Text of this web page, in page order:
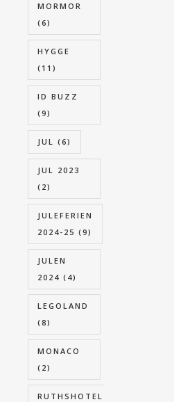
MORMOR
(6)
HYGGE
(11)
ID BUZZ
(9)
JUL (6)
JUL 2023
(2)
JULEFERIEN
2024-25 (9)
JULEN
2024 (4)
LEGOLAND
(8)
MONACO
(2)
RUTHSHOTEL